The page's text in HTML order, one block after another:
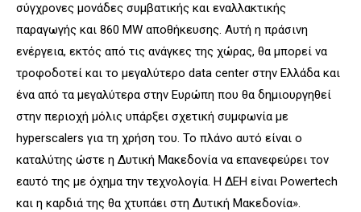
σύγχρονες μονάδες συμβατικής και εναλλακτικής
παραγωγής και 860 MW αποθήκευσης. Αυτή η πράσινη
ενέργεια, εκτός από τις ανάγκες της χώρας, θα μπορεί να
τροφοδοτεί και το μεγαλύτερο data center στην Ελλάδα και
ένα από τα μεγαλύτερα στην Ευρώπη που θα δημιουργηθεί
στην περιοχή μόλις υπάρξει σχετική συμφωνία με
hyperscalers για τη χρήση του. Το πλάνο αυτό είναι ο
καταλύτης ώστε η Δυτική Μακεδονία να επανεφεύρει τον
εαυτό της με όχημα την τεχνολογία. Η ΔΕΗ είναι Powertech
και η καρδιά της θα χτυπάει στη Δυτική Μακεδονία».